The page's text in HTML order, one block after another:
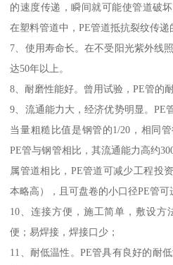
的速度传递，瞬间就可能使管道破
在塑料管道中，PE管道抵抗裂纹传递
7、使用寿命长。在不受阳光紫外线
达50年以上。
8、耐磨性能好。曾用试验，PE管的
9、流通能力大，经济优势明显。PE
当量粗糙比值是钢管的1/20，相同
PE管与钢管相比，其流通能力高约
属管道相比，PE管道可减少工程投
本略高），且可盘卷的小口径PE管可
10、连接方便，施工简单，敷设方
便；易焊接，焊接口少；
11、耐低温性。PE管具有良好的耐